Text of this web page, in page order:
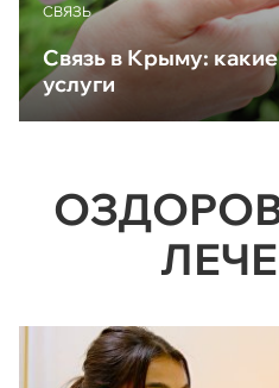
CВЯЗЬ
Связь в Крыму:
услуги